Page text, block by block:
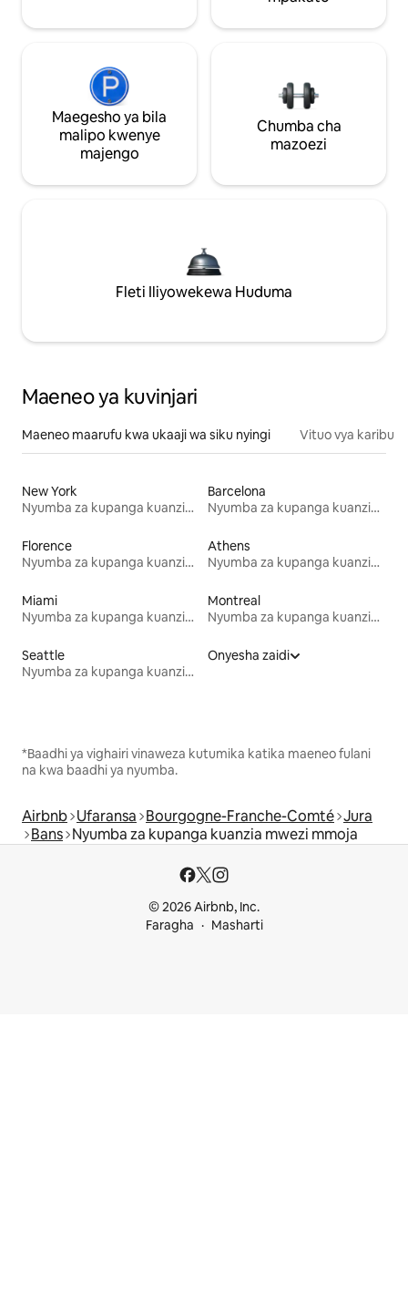
Maegesho ya bila
malipo kwenye
majengo
Chumba cha
mazoezi
Fleti Iliyowekewa Huduma
Maeneo ya kuvinjari
Maeneo maarufu kwa ukaaji wa siku nyingi Vituo vya karibu
New York
Nyumba za kupanga kuanzia mwezi mmoja
Barcelona
Nyumba za kupanga kuanzia mwezi mmoja
Florence
Nyumba za kupanga kuanzia mwezi mmoja
Athens
Nyumba za kupanga kuanzia mwezi mmoja
Miami
Nyumba za kupanga kuanzia mwezi mmoja
Montreal
Nyumba za kupanga kuanzia mwezi mmoja
Seattle
Nyumba za kupanga kuanzia mwezi mmoja
Onyesha zaidi
*Baadhi ya vighairi vinaweza kutumika katika maeneo fulani
na kwa baadhi ya nyumba.
Airbnb Ufaransa Bourgogne-Franche-Comté Jura
Bans Nyumba za kupanga kuanzia mwezi mmoja
© 2026 Airbnb, Inc.
Faragha
Masharti